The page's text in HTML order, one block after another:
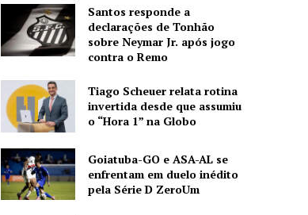
Santos responde a
declarações de Tonhão
sobre Neymar Jr. após jogo
contra o Remo
Tiago Scheuer relata rotina
invertida desde que assumiu
o “Hora 1” na Globo
Goiatuba-GO e ASA-AL se
enfrentam em duelo inédito
pela Série D ZeroUm